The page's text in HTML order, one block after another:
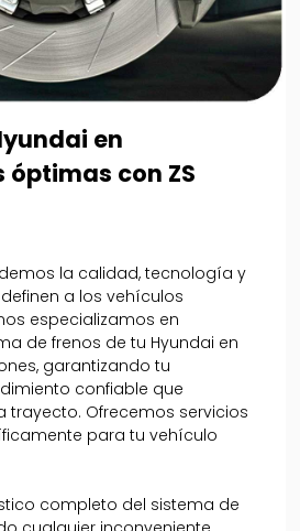
en
con ZS
la calidad, tecnología y
a los vehículos
especializamos en
de frenos de tu Hyundai en
garantizando tu
confiable que
trayecto. Ofrecemos servicios
para tu vehículo
completo del sistema de